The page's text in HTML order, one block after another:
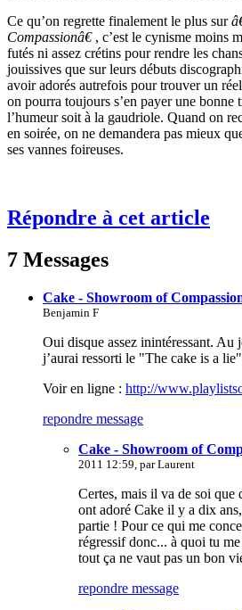
Ce qu’on regrette finalement le plus sur
Compassionâ€ , c’est le cynisme moins
futés ni assez crétins pour rendre les
jouissives que sur leurs débuts
avoir adorés autrefois pour trouver un
on pourra toujours s’en payer une bonne
l’humeur soit à la gaudriole. Quand on
en soirée, on ne demandera pas mieux
ses vannes foireuses.
Répondre à cet article
7 Messages
Cake - Showroom of
Benjamin F
Oui disque assez inintéressant. Au
j’aurai ressorti le "The cake is a
Voir en ligne : http://
repondre message
Cake - Showroom of
2011 12:59, parLaurent
Certes, mais il va de soi que
ont adoré Cake il y a dix
partie ! Pour ce qui me
régressif donc... à quoi tu
tout ça ne vaut pas un bon
repondre message